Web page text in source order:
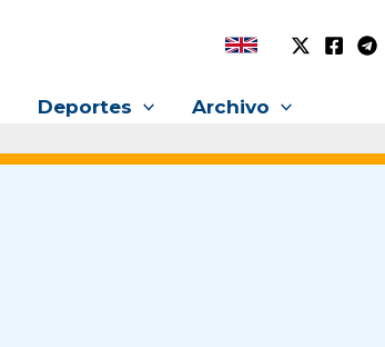
Deportes Archivo